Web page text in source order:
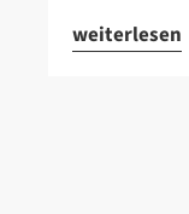
weiterlesen